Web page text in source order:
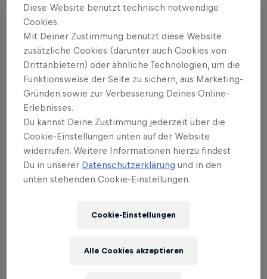
Márquez nicht zu stoppen:
Achter Sieg in Folge
Marc Marquez hat seine Siegesserie in der MotoGP
Diese Website benutzt technisch notwendige
Cookies.
Mit Deiner Zustimmung benutzt diese Website
zusätzliche Cookies (darunter auch Cookies von
Drittanbietern) oder ähnliche Technologien, um die
Funktionsweise der Seite zu sichern, aus Marketing-
Gründen sowie zur Verbesserung Deines Online-
Erlebnisses.
Du kannst Deine Zustimmung jederzeit über die
Cookie-Einstellungen unten auf der Website
widerrufen. Weitere Informationen hierzu findest
Du in unserer Datenschutzerklärung und in den
unten stehenden Cookie-Einstellungen.
Cookie-Einstellungen
Alle Cookies akzeptieren